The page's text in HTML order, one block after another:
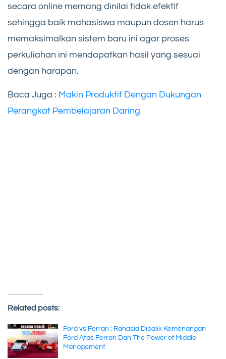
secara online memang dinilai tidak efektif
sehingga baik mahasiswa maupun dosen harus
memaksimalkan sistem baru ini agar proses
perkuliahan ini mendapatkan hasil yang sesuai
dengan harapan.
Baca Juga : Makin Produktif Dengan Dukungan
Perangkat Pembelajaran Daring
Related posts:
Ford vs Ferrari : Rahasia Dibalik Kemenangan
Ford Atas Ferrari Dan The Power of Middle
Management